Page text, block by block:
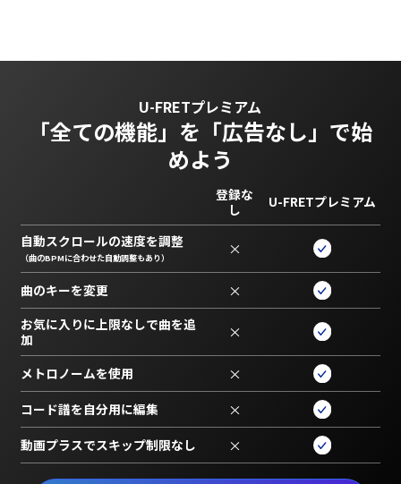
U-FRETプレミアム
「全ての機能」を 「広告なし」で始
めよう
登録な
し
U-FRETプレミアム
自動スクロールの速度を調整
（曲のBPMに合わせた自動調整もあり） ×
曲のキーを変更 ×
お気に入りに上限なしで曲を追
加
×
メトロノームを使用 ×
コード譜を自分用に編集 ×
動画プラスでスキップ制限なし ×